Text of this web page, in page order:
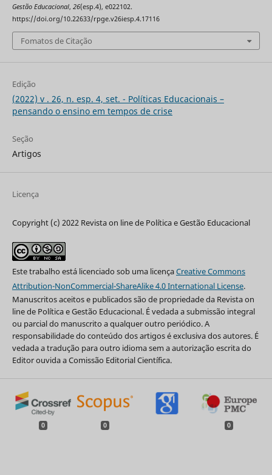
Gestão Educacional, 26(esp.4), e022102.
https://doi.org/10.22633/rpge.v26iesp.4.17116
Fomatos de Citação
Edição
(2022) v . 26, n. esp. 4, set. - Políticas Educacionais –
pensando o ensino em tempos de crise
Seção
Artigos
Licença
Copyright (c) 2022 Revista on line de Política e Gestão Educacional
Este trabalho está licenciado sob uma licençaCreative Commons
Attribution-NonCommercial-ShareAlike 4.0 International License.
Manuscritos aceitos e publicados são de propriedade da Revista on
line de Política e Gestão Educacional. É vedada a submissão integral
ou parcial do manuscrito a qualquer outro periódico. A
responsabilidade do conteúdo dos artigos é exclusiva dos autores. É
vedada a tradução para outro idioma sem a autorização escrita do
Editor ouvida a Comissão Editorial Científica.
0 0 0